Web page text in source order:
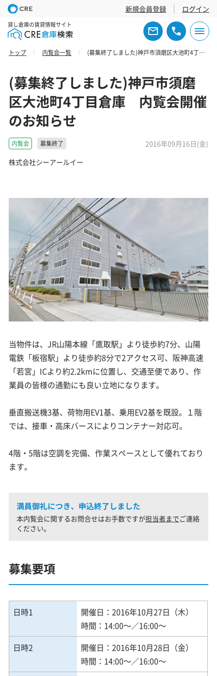
新規会員登録 ログイン
貸し倉庫の賃貸情報サイト
トップ 内覧会一覧 (募集終了しました)神戸市須磨区大池町4丁目倉庫 内覧会開催のお知らせ
(募集終了しました)神戸市須磨
区大池町4丁目倉庫 内覧会開催
のお知らせ
内覧会 募集終了
2016年09月16日(金)
株式会社シーアールイー
当物件は、JR山陽本線「鷹取駅」より徒歩約7分、山陽
電鉄「板宿駅」より徒歩約8分で2アクセス可、阪神高速
「若宮」ICより約2.2kmに位置し、交通至便であり、作
業員の皆様の通勤にも良い立地になります。
垂直搬送機3基、荷物用EV1基、乗用EV2基を既設。１階
では、接車・高床バースによりコンテナー対応可。
4階・5階は空調を完備、作業スペースとして優れており
ます。
満員御礼につき、申込終了しました
本内覧会に関するお問合せはお手数ですが担当者までご連絡
ください。
募集要項
日時1
開催日：2016年10月27日（木）
時間：14:00～／16:00～
日時2
開催日：2016年10月28日（金）
時間：14:00～／16:00～